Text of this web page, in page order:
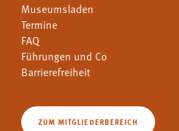
Museumsladen
Termine
FAQ
Führungen und Co
Barrierefreiheit
ZUM MITGLIEDERBEREICH